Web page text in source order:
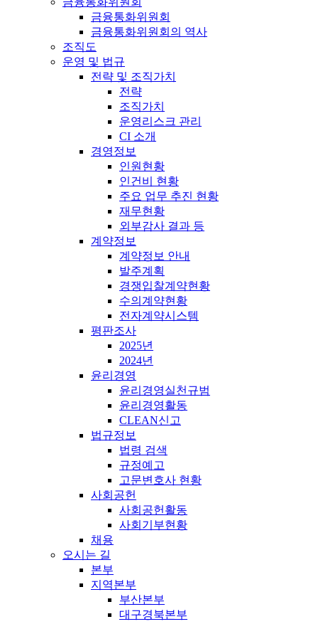
금융통화위원회
금융통화위원회의 역사
조직도
운영 및 법규
전략 및 조직가치
전략
조직가치
운영리스크 관리
CI 소개
경영정보
인원현황
인건비 현황
주요 업무 추진 현황
재무현황
외부감사 결과 등
계약정보
계약정보 안내
발주계획
경쟁입찰계약현황
수의계약현황
전자계약시스템
평판조사
2025년
2024년
윤리경영
윤리경영실천규범
윤리경영활동
CLEAN신고
법규정보
법령 검색
규정예고
고문변호사 현황
사회공헌
사회공헌활동
사회기부현황
채용
오시는 길
본부
지역본부
부산본부
대구경북본부